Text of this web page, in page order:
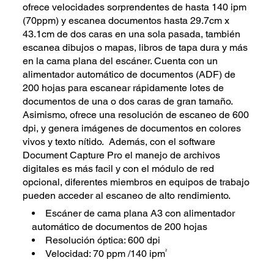
ofrece velocidades sorprendentes de hasta 140 ipm
(70ppm) y escanea documentos hasta 29.7cm x
43.1cm de dos caras en una sola pasada, también
escanea dibujos o mapas, libros de tapa dura y más
en la cama plana del escáner. Cuenta con un
alimentador automático de documentos (ADF) de
200 hojas para escanear rápidamente lotes de
documentos de una o dos caras de gran tamaño.
Asimismo, ofrece una resolución de escaneo de 600
dpi, y genera imágenes de documentos en colores
vivos y texto nítido. Además, con el software
Document Capture Pro el manejo de archivos
digitales es más facil y con el módulo de red
opcional, diferentes miembros en equipos de trabajo
pueden acceder al escaneo de alto rendimiento.
Escáner de cama plana A3 con alimentador
automático de documentos de 200 hojas
Resolución óptica: 600 dpi
Velocidad: 70 ppm /140 ipm2